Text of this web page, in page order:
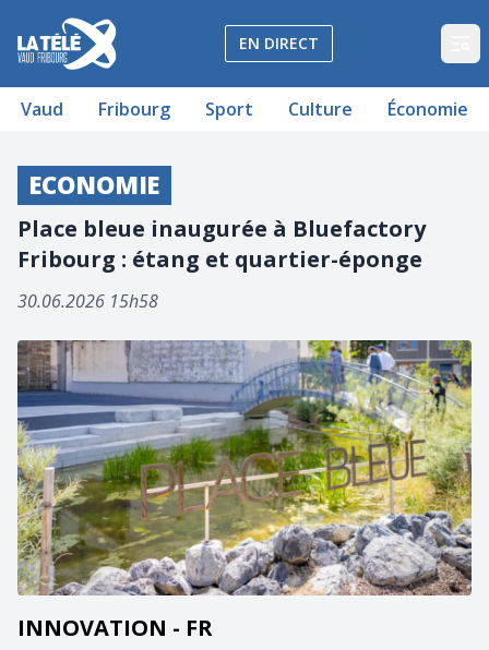
La Télé - Télévision régionale Vaud et Fribourg
EN DIRECT
Vaud Fribourg Sport Culture Économie
ECONOMIE
Place bleue inaugurée à Bluefactory
Fribourg : étang et quartier-éponge
30.06.2026 15h58
INNOVATION - FR